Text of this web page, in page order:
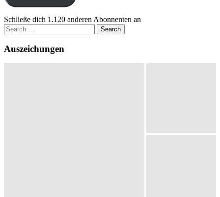
Schließe dich 1.120 anderen Abonnenten an
Search
for:
Auszeichungen